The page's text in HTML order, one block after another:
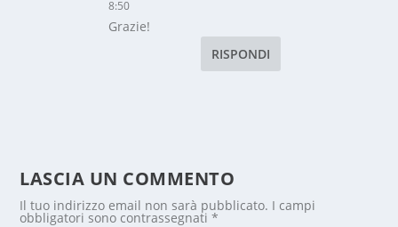
8:50
Grazie!
RISPONDI
LASCIA UN COMMENTO
Il tuo indirizzo email non sarà pubblicato. I campi
obbligatori sono contrassegnati*